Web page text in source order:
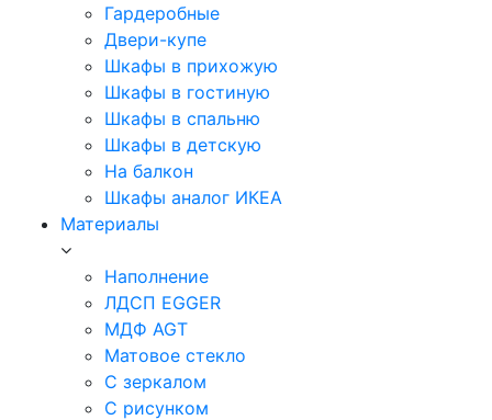
Гардеробные
Двери-купе
Шкафы в прихожую
Шкафы в гостиную
Шкафы в спальню
Шкафы в детскую
На балкон
Шкафы аналог ИКЕА
Материалы
Наполнение
ЛДСП EGGER
МДФ AGT
Матовое стекло
С зеркалом
С рисунком